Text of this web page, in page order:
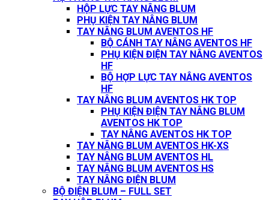
HỘP LỰC TAY NÂNG BLUM
PHỤ KIỆN TAY NÂNG BLUM
TAY NÂNG BLUM AVENTOS HF
BỘ CÁNH TAY NÂNG AVENTOS HF
PHỤ KIỆN ĐIỆN TAY NÂNG AVENTOS
HF
BỘ HỢP LỰC TAY NÂNG AVENTOS
HF
TAY NÂNG BLUM AVENTOS HK TOP
PHỤ KIỆN ĐIỆN TAY NÂNG BLUM
AVENTOS HK TOP
TAY NÂNG AVENTOS HK TOP
TAY NÂNG BLUM AVENTOS HK-XS
TAY NÂNG BLUM AVENTOS HL
TAY NÂNG BLUM AVENTOS HS
TAY NÂNG ĐIỆN BLUM
BỘ ĐIỆN BLUM – FULL SET